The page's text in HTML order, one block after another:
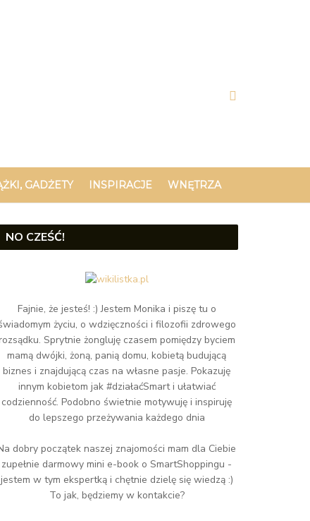
GADŻETY INSPIRACJE WNĘTRZA
NO CZEŚĆ!
Fajnie, że jesteś! :) Jestem Monika i piszę tu o
życiu, o wdzięczności i filozofii zdrowego
Sprytnie żongluję czasem pomiędzy byciem
mamą dwójki, żoną, panią domu, kobietą budującą
biznes i znajdującą czas na własne pasje. Pokazuję
innym kobietom jak #działaćSmart i ułatwiać
codzienność. Podobno świetnie motywuję i inspiruję
do lepszego przeżywania każdego dnia
dobry początek naszej znajomości mam dla Ciebie
zupełnie darmowy mini e-book o SmartShoppingu -
jestem w tym ekspertką i chętnie dzielę się wiedzą :)
To jak, będziemy w kontakcie?